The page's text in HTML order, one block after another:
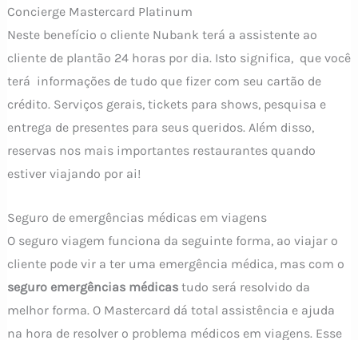
Concierge Mastercard Platinum
Neste benefício o cliente Nubank terá a assistente ao
cliente de plantão 24 horas por dia. Isto significa, que você
terá informações de tudo que fizer com seu cartão de
crédito. Serviços gerais, tickets para shows, pesquisa e
entrega de presentes para seus queridos. Além disso,
reservas nos mais importantes restaurantes quando
estiver viajando por ai!
Seguro de emergências médicas em viagens
O seguro viagem funciona da seguinte forma, ao viajar o
cliente pode vir a ter uma emergência médica, mas com o
seguro emergências médicas tudo será resolvido da
melhor forma. O Mastercard dá total assistência e ajuda
na hora de resolver o problema médicos em viagens. Esse